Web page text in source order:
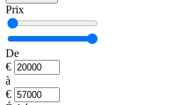
Prix
De
€
à
€